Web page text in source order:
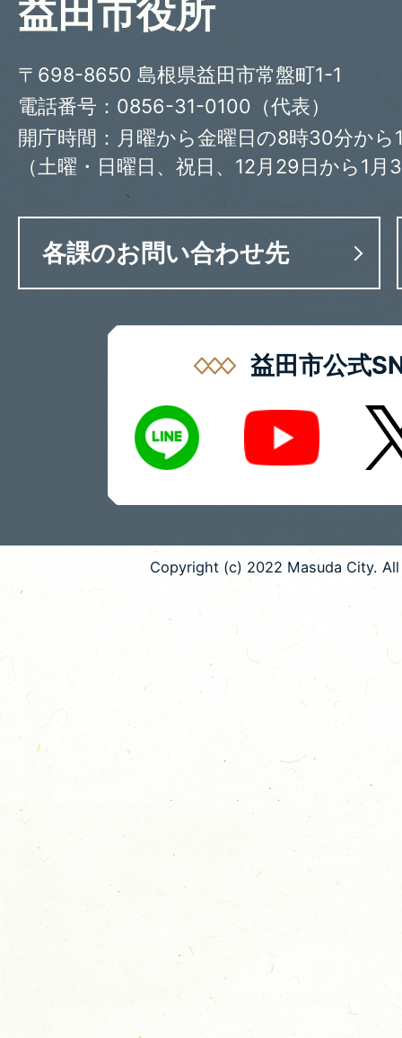
益田市役所
〒698-8650 島根県益田市常盤町1-1
電話番号：0856-31-0100（代表）
開庁時間：月曜から金曜日の8時30分から
（土曜・日曜日、祝日、12月29日から1月
各課のお問い合わせ先
益田市公式
LINE
Youtube X
Copyright (c) 2022 Masuda City.